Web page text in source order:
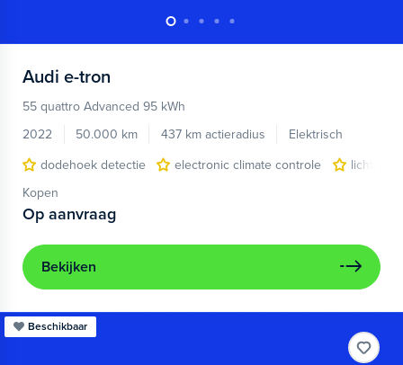
Audi e-tron
55 quattro Advanced 95 kWh
2022
50.000 km 437 km actieradius
Elektrisch
dodehoek detectie
electronic climate controle
Kopen
Op aanvraag
Bekijken
Beschikbaar